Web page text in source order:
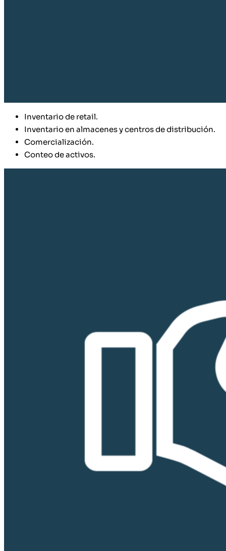
Inventario de retail.
Inventario en almacenes y centros de distribución.
Comercialización.
Conteo de activos.